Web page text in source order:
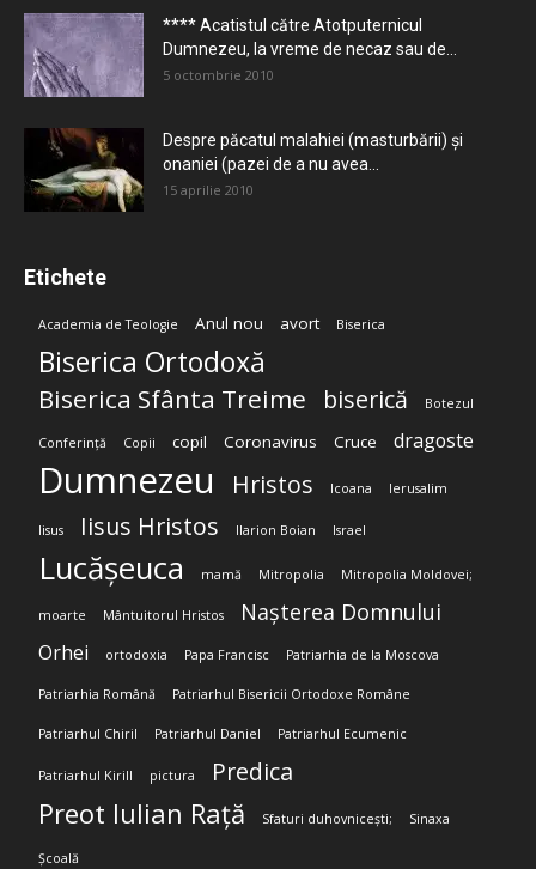
**** Acatistul către Atotputernicul
Dumnezeu, la vreme de necaz sau de...
5 octombrie 2010
Despre păcatul malahiei (masturbării) şi
onaniei (pazei de a nu avea...
15 aprilie 2010
Etichete
Academia de Teologie Anul nou avort Biserica
Biserica Ortodoxă
Biserica Sfânta Treime biserică Botezul
Conferință Copii copil Coronavirus Cruce dragoste
Dumnezeu Hristos Icoana Ierusalim
Iisus Iisus Hristos Ilarion Boian Israel
Lucășeuca mamă Mitropolia Mitropolia Moldovei;
moarte Mântuitorul Hristos Nașterea Domnului
Orhei ortodoxia Papa Francisc Patriarhia de la Moscova
Patriarhia Română Patriarhul Bisericii Ortodoxe Române
Patriarhul Chiril Patriarhul Daniel Patriarhul Ecumenic
Patriarhul Kirill pictura Predica
Preot Iulian Rață Sfaturi duhovnicești; Sinaxa
Școală